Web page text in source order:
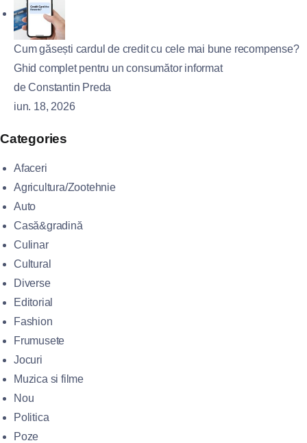
Cum găsești cardul de credit cu cele mai bune recompense?
Ghid complet pentru un consumător informat
de Constantin Preda
iun. 18, 2026
Categories
Afaceri
Agricultura/Zootehnie
Auto
Casă&gradină
Culinar
Cultural
Diverse
Editorial
Fashion
Frumusete
Jocuri
Muzica si filme
Nou
Politica
Poze